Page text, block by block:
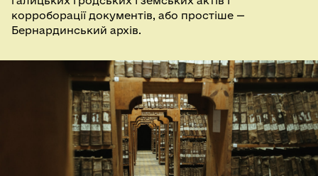
корроборації документів, або простіше —
Бернардинський архів.